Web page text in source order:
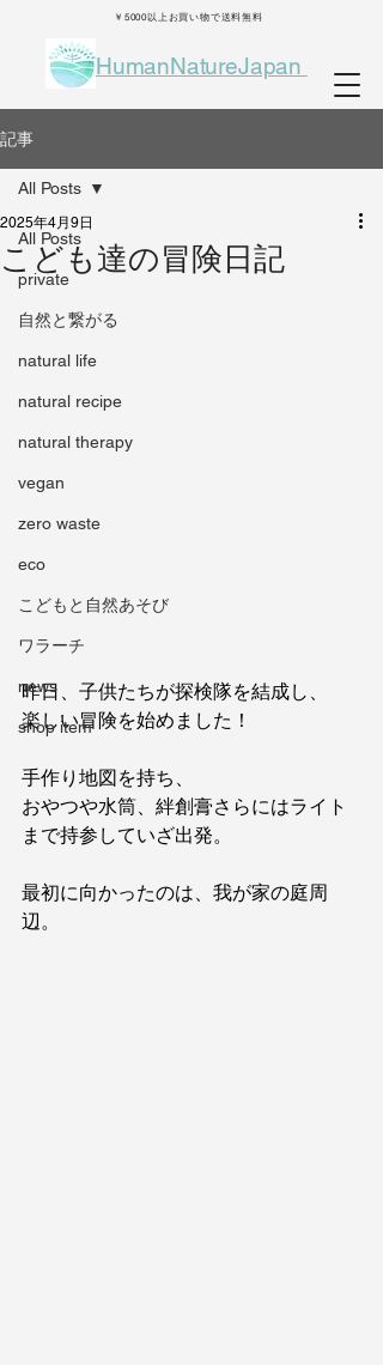
HumanNatureJapan
￥5000以上お買い物で送料無料
記事
All Posts
private
自然と繋がる
natural life
natural recipe
natural therapy
vegan
zero waste
eco
こどもと自然あそび
ワラーチ
news
shop item
All Posts
こども達の冒険日記
2025年4月9日
昨日、子供たちが探検隊を結成し、
楽しい冒険を始めました！
手作り地図を持ち、
おやつや水筒、絆創膏さらにはライト
まで持参していざ出発。
最初に向かったのは、我が家の庭周
辺。